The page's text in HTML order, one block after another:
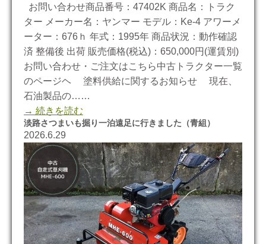
お問い合わせ商品番号：47402K 商品名：トラク
ター メーカー名：ヤンマー モデル：Ke-4 アワーメ
ーター：676ｈ 年式：1995年 商品状況：動作確認
済 整備後 出荷 販売価格(税込)：650,000円(運賃別)
お問い合わせ・ご注文はこちら中古トラクター一覧
のページヘ 塗料供給に関するお知らせ 現在、
石油製品の……
→ 続きを読む
淡路さつまいも掘り一泊遠足に行きました（青組）
2026.6.29